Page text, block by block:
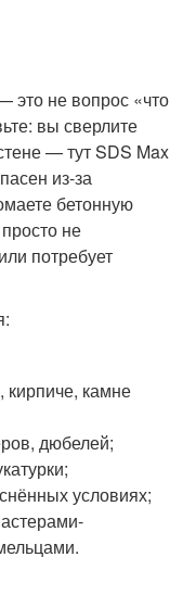
не вопрос «что
вы сверлите
— тут SDS Max
из-за
бетонную
не
потребует
кирпиче, камне
дюбелей;
условиях;